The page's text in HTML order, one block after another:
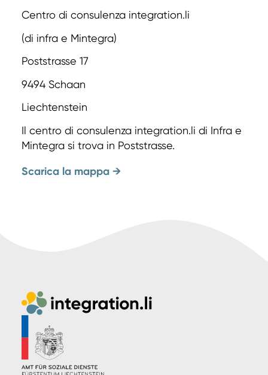
Centro di consulenza integration.li
(di infra e Mintegra)
Poststrasse 17
9494 Schaan
Liechtenstein
Il centro di consulenza integration.li di Infra e
Mintegra si trova in Poststrasse.
Scarica la mappa →